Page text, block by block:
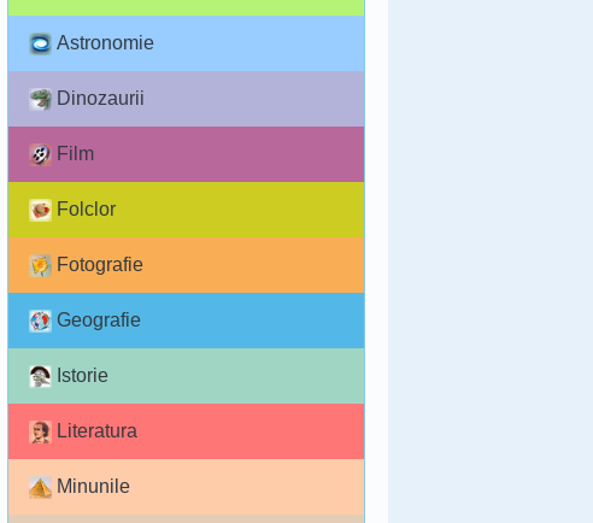
Astronomie
Dinozaurii
Film
Folclor
Fotografie
Geografie
Istorie
Literatura
Minunile